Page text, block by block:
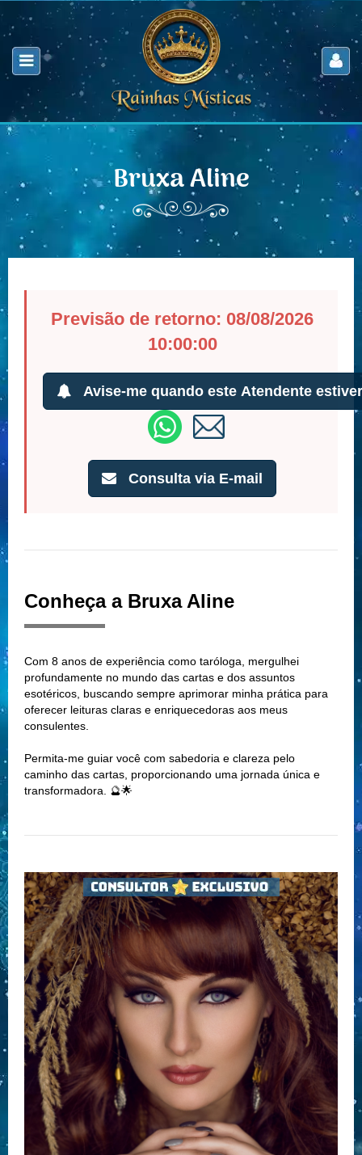
Bruxa Aline
Previsão de retorno: 08/08/2026
10:00:00
Avise-me quando este Atendente
Consulta via E-mail
Conheça a Bruxa Aline
Com 8 anos de experiência como taróloga, mergulhei
profundamente no mundo das cartas e dos assuntos
esotéricos, buscando sempre aprimorar minha prática para
oferecer leituras claras e enriquecedoras aos meus
consulentes.
Permita-me guiar você com sabedoria e clareza pelo
caminho das cartas, proporcionando uma jornada única e
transformadora. 🔮🌟